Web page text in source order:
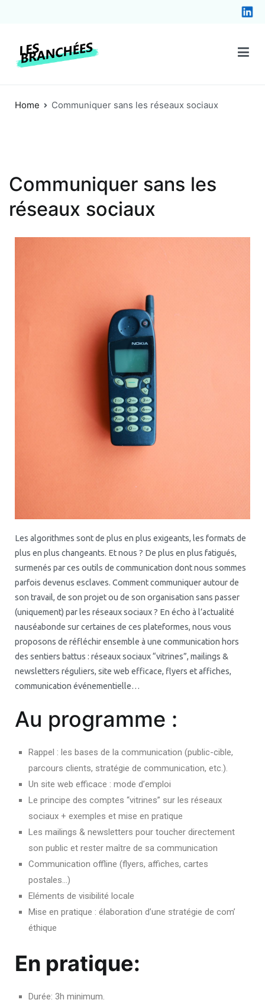
Home Communiquer sans les réseaux sociaux
Communiquer sans les
réseaux sociaux
Les algorithmes sont de plus en plus exigeants, les formats de
plus en plus changeants. Et nous ? De plus en plus fatigués,
surmenés par ces outils de communication dont nous sommes
parfois devenus esclaves. Comment communiquer autour de
son travail, de son projet ou de son organisation sans passer
(uniquement) par les réseaux sociaux ? En écho à l’actualité
nauséabonde sur certaines de ces plateformes, nous vous
proposons de réfléchir ensemble à une communication hors
des sentiers battus : réseaux sociaux “vitrines”, mailings &
newsletters réguliers, site web efficace, flyers et affiches,
communication événementielle…
Au programme :
Rappel : les bases de la communication (public-cible,
parcours clients, stratégie de communication, etc.).
Un site web efficace : mode d’emploi
Le principe des comptes “vitrines” sur les réseaux
sociaux + exemples et mise en pratique
Les mailings & newsletters pour toucher directement
son public et rester maître de sa communication
Communication offline (flyers, affiches, cartes
postales…)
Eléments de visibilité locale
Mise en pratique : élaboration d’une stratégie de com’
éthique
En pratique:
Durée: 3h minimum.